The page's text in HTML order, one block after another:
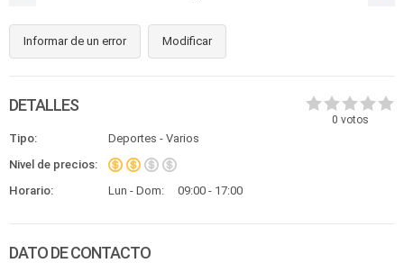
Informar de un error Modificar
0 votos
DETALLES
Tipo:
Deportes - Varios
Nivel de precios:
Horario:
Lun - Dom: 09:00 - 17:00
DATO DE CONTACTO